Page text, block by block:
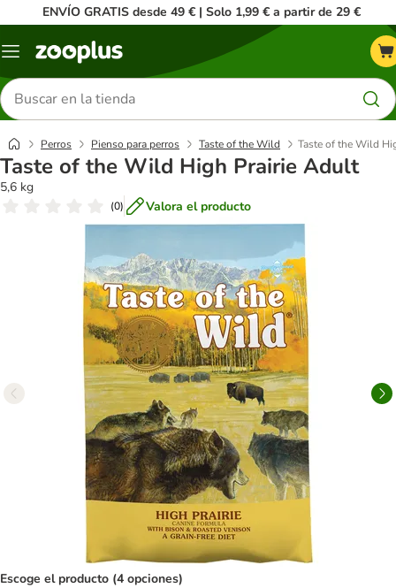
ENVÍO GRATIS desde 49 € | Solo 1,99 € a partir de 29 €
Menú
Buscar
productos
Perros Pienso para perros Taste of the Wild Taste of the Wild
Taste of the Wild High Prairie Adult
5,6 kg
(0) Valora el producto
Escoge el producto (4 opciones)